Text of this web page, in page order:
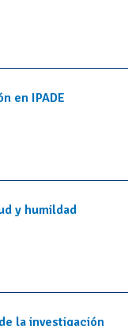
en IPADE
y humildad
la investigación